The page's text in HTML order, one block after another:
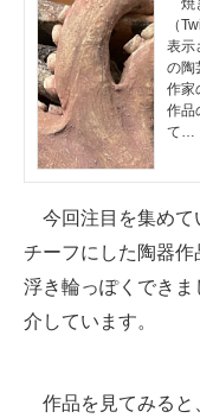
（
表示
の陶
作家
作品
て…
今回注目を集めて
チーフにした陶器
浮き輪っぽくでき
介しています。
作品を見てみると